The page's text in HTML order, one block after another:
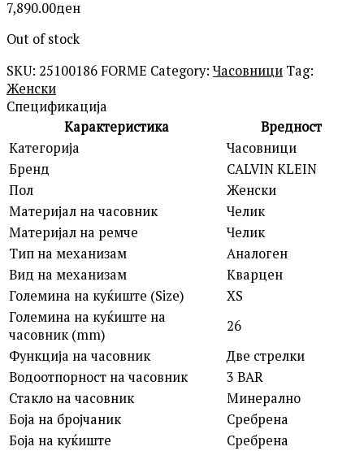
7,890.00ден
Out of stock
SKU: 25100186 FORME Category: Часовници Tag:
Женски
Спецификација
Карактеристика
Вредност
Категорија
Часовници
Бренд
CALVIN KLEIN
Пол
Женски
Материјал на часовник
Челик
Материјал на ремче
Челик
Тип на механизам
Аналоген
Вид на механизам
Кварцен
Големина на куќиште (Size)
XS
Големина на куќиште на
часовник (mm)
26
Функција на часовник
Две стрелки
Водоотпорност на часовник
3 BAR
Стакло на часовник
Минерално
Боја на бројчаник
Сребрена
Боја на куќиште
Сребрена